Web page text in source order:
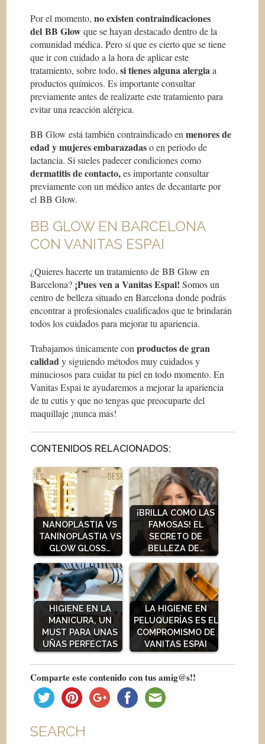
Por el momento, no existen contraindicaciones
del BB Glowque se hayan destacado dentro de la
comunidad médica. Pero sí que es cierto que se tiene
que ir con cuidado a la hora de aplicar este
tratamiento, sobre todo,si tienes alguna alergiaa
productos químicos. Es importante consultar
previamente antes de realizarte este tratamiento para
evitar una reacción alérgica.
BB Glow está también contraindicado enmenores de
edad y mujeres embarazadaso en periodo de
lactancia. Si sueles padecer condiciones como
dermatitis de contacto,es importante consultar
previamente con un médico antes de decantarte por
el BB Glow.
BB GLOW EN BARCELONA
CON VANITAS ESPAI
¿Quieres hacerte un tratamiento de BB Glow en
Barcelona? ¡Pues ven a Vanitas Espai! Somos un
centro de belleza situado en Barcelona donde podrás
encontrar a profesionales cualificados que te brindarán
todos los cuidados para mejorar tu apariencia.
Trabajamos únicamente conproductos de gran
calidady siguiendo métodos muy cuidados y
minuciosos para cuidar tu piel en todo momento. En
Vanitas Espai te ayudaremos a mejorar la apariencia
de tu cutis y que no tengas que preocuparte del
maquillaje ¡nunca más!
CONTENIDOS RELACIONADOS:
NANOPLASTIA VS
TANINOPLASTIA VS
GLOW GLOSS…
¡BRILLA COMO LAS
FAMOSAS! EL
SECRETO DE
BELLEZA DE…
HIGIENE EN LA
MANICURA, UN
MUST PARA UNAS
UÑAS PERFECTAS
LA HIGIENE EN
PELUQUERÍAS ES EL
COMPROMISMO DE
VANITAS ESPAI
Comparte este contenido con tus amig@s!!
SEARCH